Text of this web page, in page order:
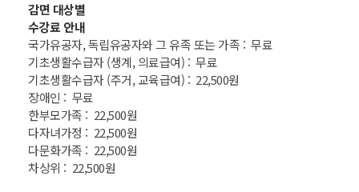
감면 대상별
수강료 안내
국가유공자, 독립유공자와 그 유족 또는 가족 : 무료
기초생활수급자 (생계, 의료급여) : 무료
기초생활수급자 (주거, 교육급여) : 22,500원
장애인 : 무료
한부모가족 : 22,500원
다자녀가정 : 22,500원
다문화가족 : 22,500원
차상위 : 22,500원